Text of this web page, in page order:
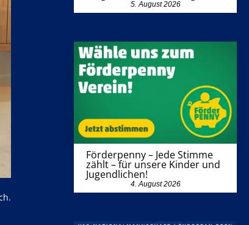
5. August 2026
Förderpenny – Jede Stimme
zählt – für unsere Kinder und
Jugendlichen!
4. August 2026